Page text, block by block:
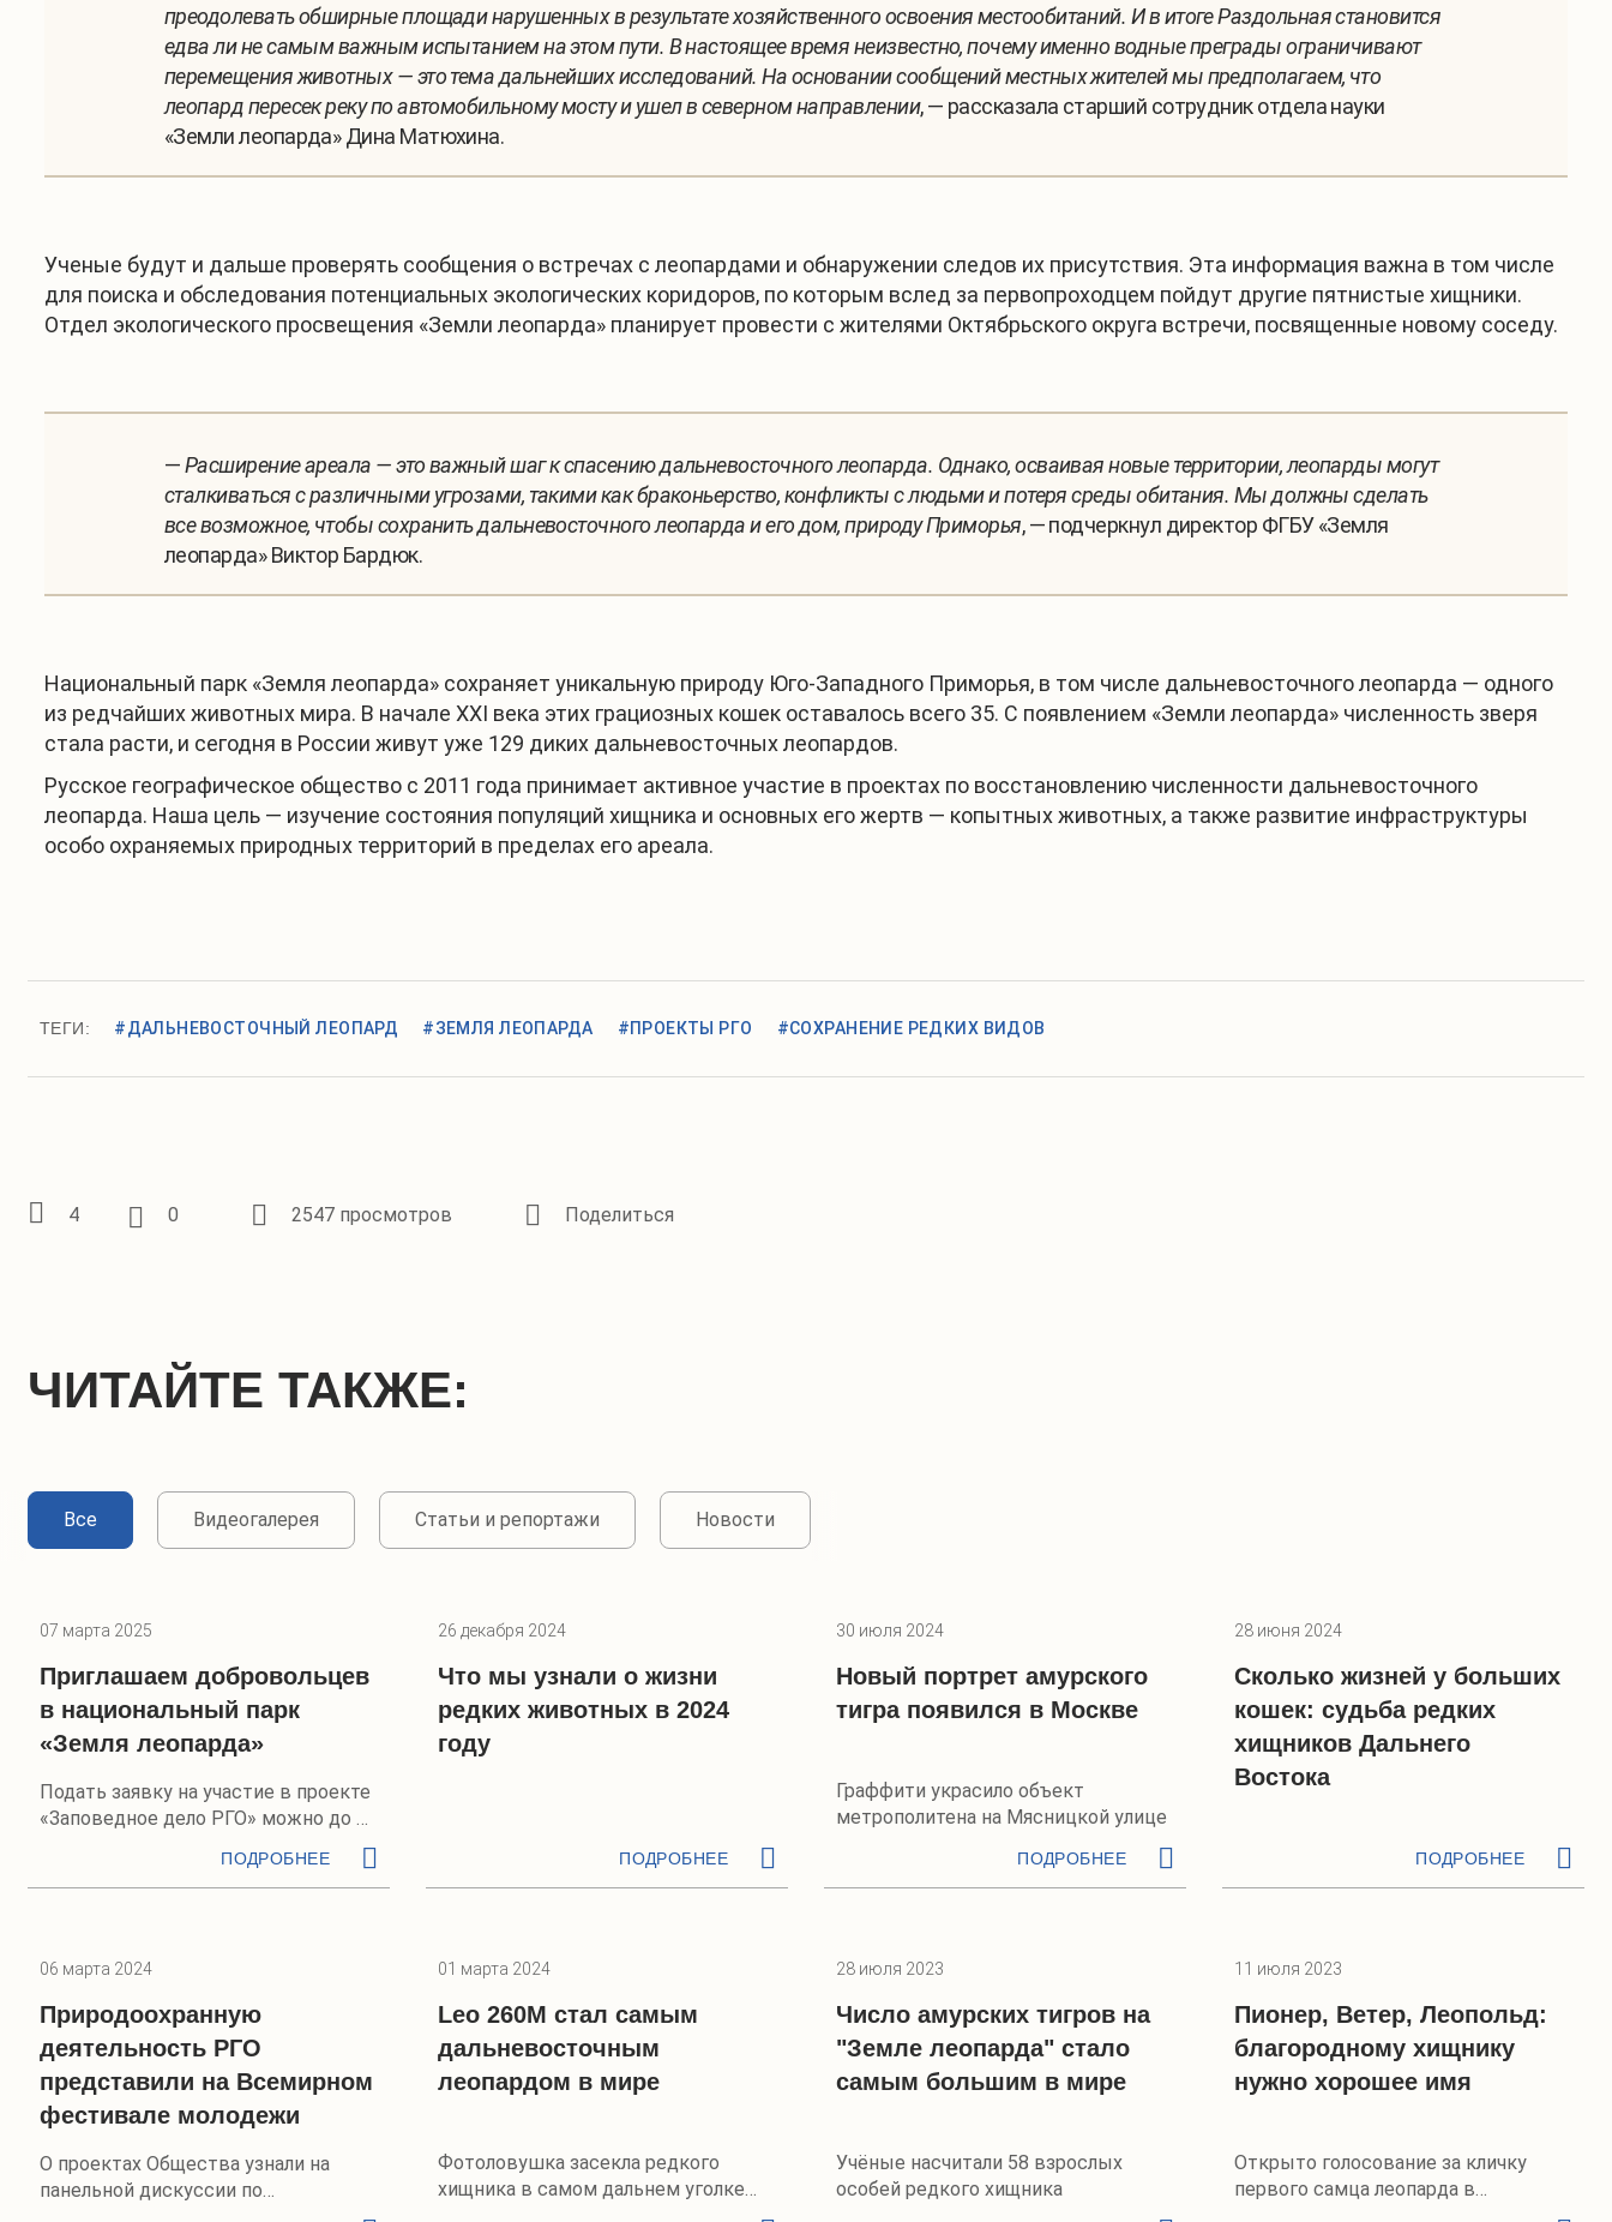
преодолевать обширные площади нарушенных в результате хозяйственного освоения местообитаний. И в итоге Раздольная становится
едва ли не самым важным испытанием на этом пути. В настоящее время неизвестно, почему именно водные преграды ограничивают
перемещения животных — это тема дальнейших исследований. На основании сообщений местных жителей мы предполагаем, что
леопард пересек реку по автомобильному мосту и ушел в северном направлении, — рассказала старший сотрудник отдела науки
«Земли леопарда» Дина Матюхина.
Ученые будут и дальше проверять сообщения о встречах с леопардами и обнаружении следов их присутствия. Эта информация важна в том числе
для поиска и обследования потенциальных экологических коридоров, по которым вслед за первопроходцем пойдут другие пятнистые хищники.
Отдел экологического просвещения «Земли леопарда» планирует провести с жителями Октябрьского округа встречи, посвященные новому соседу.
—Расширение ареала — это важный шаг к спасению дальневосточного леопарда. Однако, осваивая новые территории, леопарды могут
сталкиваться с различными угрозами, такими как браконьерство, конфликты с людьми и потеря среды обитания. Мы должны сделать
все возможное, чтобы сохранить дальневосточного леопарда и его дом, природу Приморья, — подчеркнул директор ФГБУ «Земля
леопарда» Виктор Бардюк.
Национальный парк «Земля леопарда» сохраняет уникальную природу Юго-Западного Приморья, в том числе дальневосточного леопарда — одного
из редчайших животных мира. В начале XXI века этих грациозных кошек оставалось всего 35. С появлением «Земли леопарда» численность зверя
стала расти, и сегодня в России живут уже 129 диких дальневосточных леопардов.
Русское географическое общество с 2011 года принимает активное участие в проектах по восстановлению численности дальневосточного
леопарда. Наша цель — изучение состояния популяций хищника и основных его жертв — копытных животных, а также развитие инфраструктуры
особо охраняемых природных территорий в пределах его ареала.
ТЕГИ: #ДАЛЬНЕВОСТОЧНЫЙ ЛЕОПАРД #ЗЕМЛЯ ЛЕОПАРДА #ПРОЕКТЫ РГО #СОХРАНЕНИЕ РЕДКИХ ВИДОВ
4 0 2547 просмотров
ЧИТАЙТЕ ТАКЖЕ:
Все Видеогалерея Статьи и репортажи Новости
07 марта 2025
Приглашаем добровольцев
в национальный парк
«Земля леопарда»
Подать заявку на участие в проекте
«Заповедное дело РГО» можно до 20
ПОДРОБНЕЕ
26 декабря 2024
Что мы узнали о жизни
редких животных в 2024
году
ПОДРОБНЕЕ
30 июля 2024
Новый портрет амурского
тигра появился в Москве
Граффити украсило объект
метрополитена на Мясницкой улице
ПОДРОБНЕЕ
28 июня 2024
Сколько жизней у больших
кошек: судьба редких
хищников Дальнего
Востока
ПОДРОБНЕЕ
06 марта 2024
Природоохранную
деятельность РГО
представили на Всемирном
фестивале молодежи
О проектах Общества узнали на
панельной дискуссии по
01 марта 2024
Leo 260M стал самым
дальневосточным
леопардом в мире
Фотоловушка засекла редкого
хищника в самом дальнем уголке
28 июля 2023
Число амурских тигров на
"Земле леопарда" стало
самым большим в мире
Учёные насчитали 58 взрослых
особей редкого хищника
11 июля 2023
Пионер, Ветер, Леопольд:
благородному хищнику
нужно хорошее имя
Открыто голосование за кличку
первого самца леопарда в